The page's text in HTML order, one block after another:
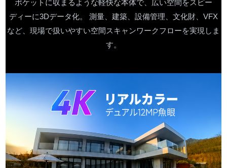
ポケットに収まるような軽快な本体で、広い空間をスピー
ディーに3Dデータ化。 測量、建築、 設備管理 、文化財、VFX
など、現場で扱いやすい空間スキャンワークフローを実現しま
す。